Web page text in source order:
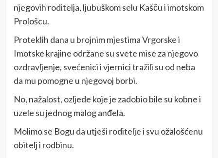
njegovih roditelja, ljubuškom selu Kašču i imotskom
Prološcu.
Proteklih dana u brojnim mjestima Vrgorske i
Imotske krajine održane su svete mise za njegovo
ozdravljenje, svećenici i vjernici tražili su od neba
da mu pomogne u njegovoj borbi.
No, nažalost, ozljede koje je zadobio bile su kobne i
uzele su jednog malog anđela.
Molimo se Bogu da utješi roditelje i svu ožalošćenu
obitelj i rodbinu.